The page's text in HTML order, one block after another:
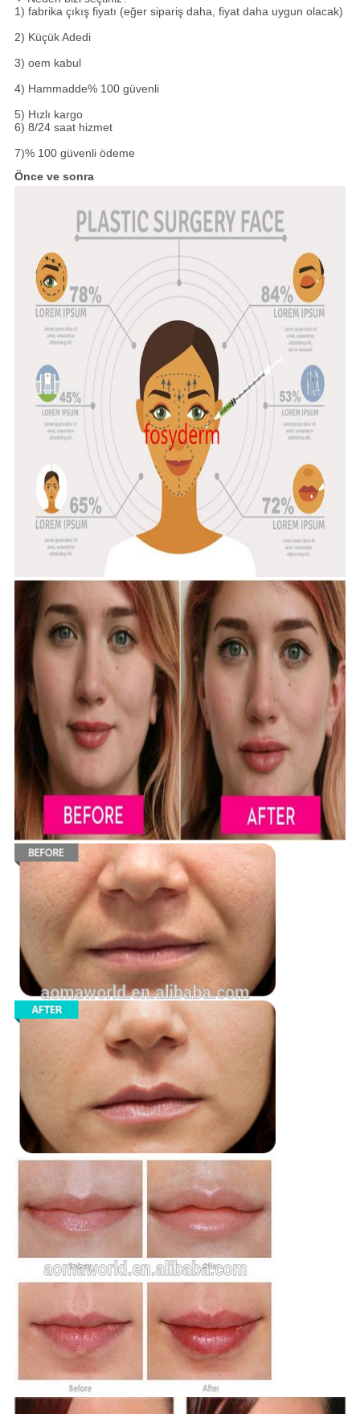
1) fabrika çıkış fiyatı (eğer sipariş daha, fiyat daha uygun olacak)
2) Küçük Adedi
3) oem kabul
4) Hammadde% 100 güvenli
5) Hızlı kargo
6) 8/24 saat hizmet
7)% 100 güvenli ödeme
Önce ve sonra